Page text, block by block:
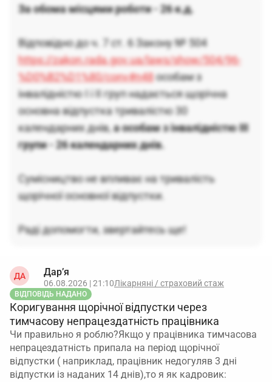
За обома місцями роботи - 26 к.д.
Відповідно до ч. 7 ст. 6 Закону № 504
https://zakon.rada.gov.ua/laws/show/504/96-
%D0%B2%D1%80/conv#n48особам з
інвалідністю I і II груп надається щорічна
основна відпустка тривалістю 30
календарних днів,а особам з інвалідністю III
групи - 26 календарних днів.
Сумісництво не впливає на тривалість
щорічної основної відпустки.
Раді допомогти, звертайтесь ще!
ДА Дар’я
06.08.2026 | 21:10Лікарняні / страховий стаж
ВІДПОВІДЬ НАДАНО
Коригування щорічної відпустки через
тимчасову непрацездатність працівника
Чи правильно я роблю?Якщо у працівника тимчасова
непрацездатність припала на період щорічної
відпустки ( наприклад, працівник недогуляв 3 дні
відпустки із наданих 14 днів),то я як кадровик: